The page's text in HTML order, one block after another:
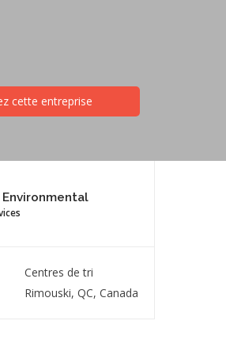
cette entreprise
Environmental
Centres de tri
Rimouski, QC, Canada